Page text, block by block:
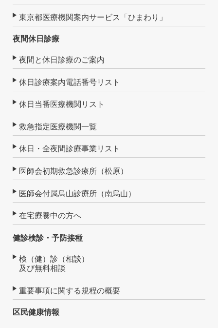
東京都医療機関案内サービス「ひまわり」
夜間休日診療
夜間と休日診療のご案内
休日診療案内電話番号リスト
休日当番医療機関リスト
救急指定医療機関一覧
休日・全夜間診療事業リスト
医師会初期救急診療所（松原）
医師会付属烏山診療所（南烏山）
在宅療養中の方へ
健診検診・予防接種
検（健）診（相談）
及び無料相談
重要事項に関する規程の概要
区民健康情報